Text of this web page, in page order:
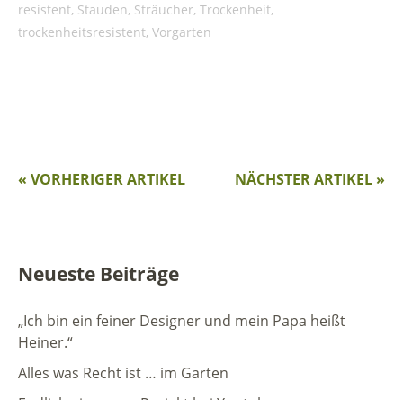
resistent, Stauden, Sträucher, Trockenheit,
trockenheitsresistent, Vorgarten
NÄCHSTER ARTIKEL »
« VORHERIGER ARTIKEL
Neueste Beiträge
„Ich bin ein feiner Designer und mein Papa heißt
Heiner.“
Alles was Recht ist … im Garten